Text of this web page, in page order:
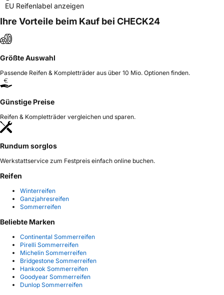
EU Reifenlabel anzeigen
Ihre Vorteile beim Kauf bei CHECK24
Größte Auswahl
Passende Reifen & Kompletträder aus über 10 Mio. Optionen finden.
Günstige Preise
Reifen & Kompletträder vergleichen und sparen.
Rundum sorglos
Werkstattservice zum Festpreis einfach online buchen.
Reifen
Winterreifen
Ganzjahresreifen
Sommerreifen
Beliebte Marken
Continental Sommerreifen
Pirelli Sommerreifen
Michelin Sommerreifen
Bridgestone Sommerreifen
Hankook Sommerreifen
Goodyear Sommerreifen
Dunlop Sommerreifen